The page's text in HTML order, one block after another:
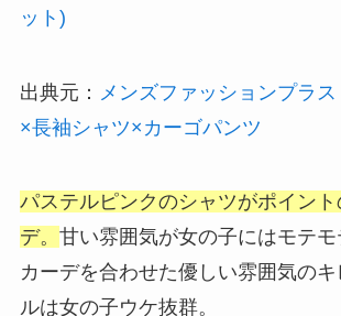
出典元： メンズファッションプラ
×長袖シャツ×カーゴパンツ
パステルピンクのシャツがポイン
デ。 甘い雰囲気が女の子にはモテ
カーデを合わせた優しい雰囲気の
ルは女の子ウケ抜群。